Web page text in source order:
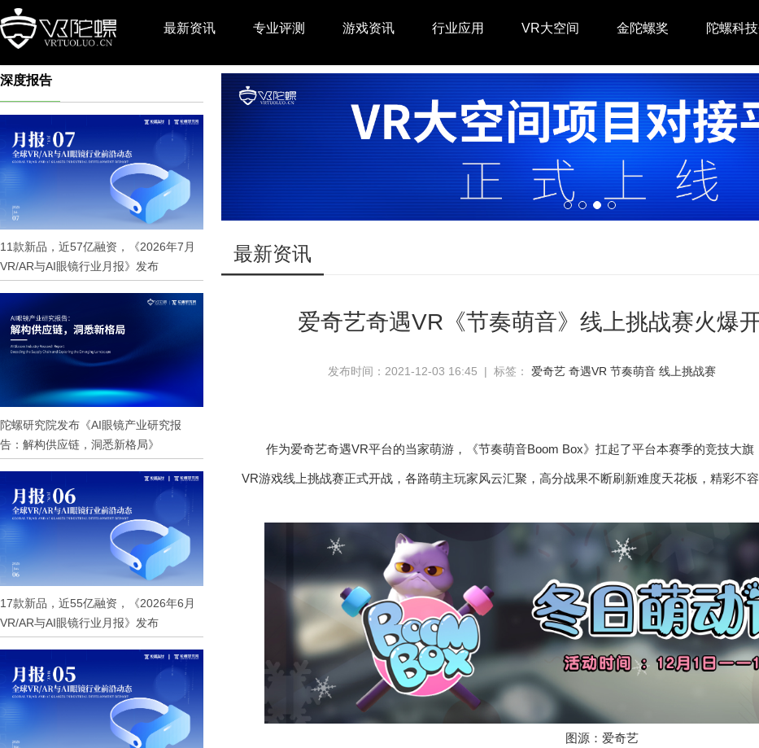
最新资讯 专业评测 游戏资讯 行业应用 VR大空间 金陀螺奖 陀螺科
深度报告
11款新品，近57亿融资，《2026年7月
VR/AR与AI眼镜行业月报》发布
陀螺研究院发布《AI眼镜产业研究报
告：解构供应链，洞悉新格局》
17款新品，近55亿融资，《2026年6月
VR/AR与AI眼镜行业月报》发布
最新资讯
爱奇艺奇遇VR《节奏萌音》线上挑战赛火爆
发布时间：2021-12-03 16:45 | 标签： 爱奇艺 奇遇VR 节奏萌音 线上挑战赛
作为爱奇艺奇遇VR平台的当家萌游，《节奏萌音Boom Box》扛起了平台本赛季的竞技大旗
VR游戏线上挑战赛正式开战，各路萌主玩家风云汇聚，高分战果不断刷新难度天花板，精彩不容
图源：爱奇艺